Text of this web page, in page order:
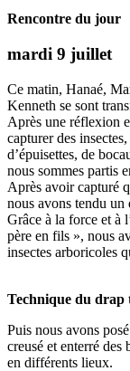
Rencontre du jour
mardi 9 juillet
Ce matin, Hanaé,
Kenneth se sont
Après une réflexion
capturer des
d’épuisettes, de
nous sommes partis
Après avoir capturé
nous avons tendu un
Grâce à la force et à
père en fils », nous
insectes arboricoles
Technique du drap
Puis nous avons
creusé et enterré
en différents lieux.